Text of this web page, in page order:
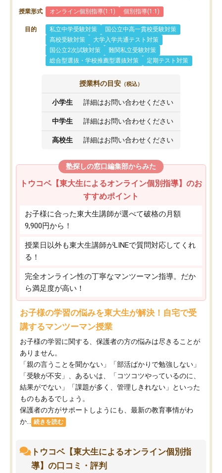
授業形式 オンライン個別指導(1:1) 個別指導(1:1)
目的 私立中学受験対策
国公立中高一貫校受験対策
高校受験対策
大学入学共通テスト対策
国公立2次試験対策
難関私立受験対策
総合型選抜・学校推薦型選抜対策
定期テスト対策
授業料の目安 （税込）
小学生 詳細はお問い合わせください
中学生 詳細はお問い合わせください
高校生 詳細はお問い合わせください
塾探しの窓口編集部からみた
トウコベ【東大生によるオンライン個別指導】のお
すすめポイント
お子様に合った東大生講師が選べて破格の月額
9,900円から！
授業日以外も東大生講師がLINEで質問対応してくれ
る！
完全オンライン性の丁寧なマンツーマン指導。だか
ら満足度が高い！
お子様の学習の悩みを東大生が解決！自宅で受
講するマンツーマン授業
お子様の学習に関する、保護者の方の悩みは尽きることが
ありません。
「親の言うことを聞かない」「部活ばかりで勉強しない」
「受験が不安」、あるいは、「コツコツやっているのに、
結果がでない」「課題が多く、管理しきれない」といった
ものもあるでしょう。
保護者の方がサポートしようにも、最新の教育事情がわ
か...
続きを読む
トウコベ【東大生によるオンライン個別指
導】の口コミ・評判